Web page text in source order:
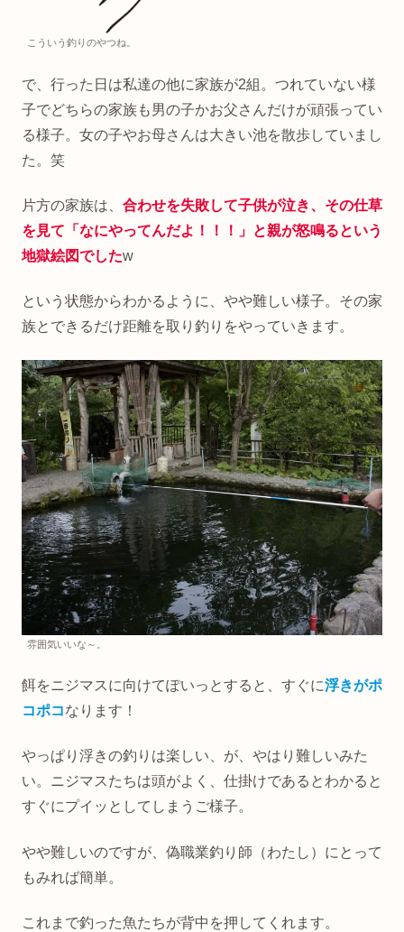
こういう釣りのやつね。
で、行った日は私達の他に家族が2組。つれていない様
子でどちらの家族も男の子かお父さんだけが頑張ってい
る様子。女の子やお母さんは大きい池を散歩していまし
た。笑
片方の家族は、 合わせを失敗して子供が泣き、その仕草
を見て「なにやってんだよ！！！」と親が怒鳴るという
地獄絵図でしたw
という状態からわかるように、やや難しい様子。その家
族とできるだけ距離を取り釣りをやっていきます。
雰囲気いいな～。
餌をニジマスに向けてぽいっとすると、すぐに浮きがポ
コポコなります！
やっぱり浮きの釣りは楽しい、が、やはり難しいみた
い。ニジマスたちは頭がよく、仕掛けであるとわかると
すぐにプイッとしてしまうご様子。
やや難しいのですが、偽職業釣り師（わたし）にとって
もみれば簡単。
これまで釣った魚たちが背中を押してくれます。